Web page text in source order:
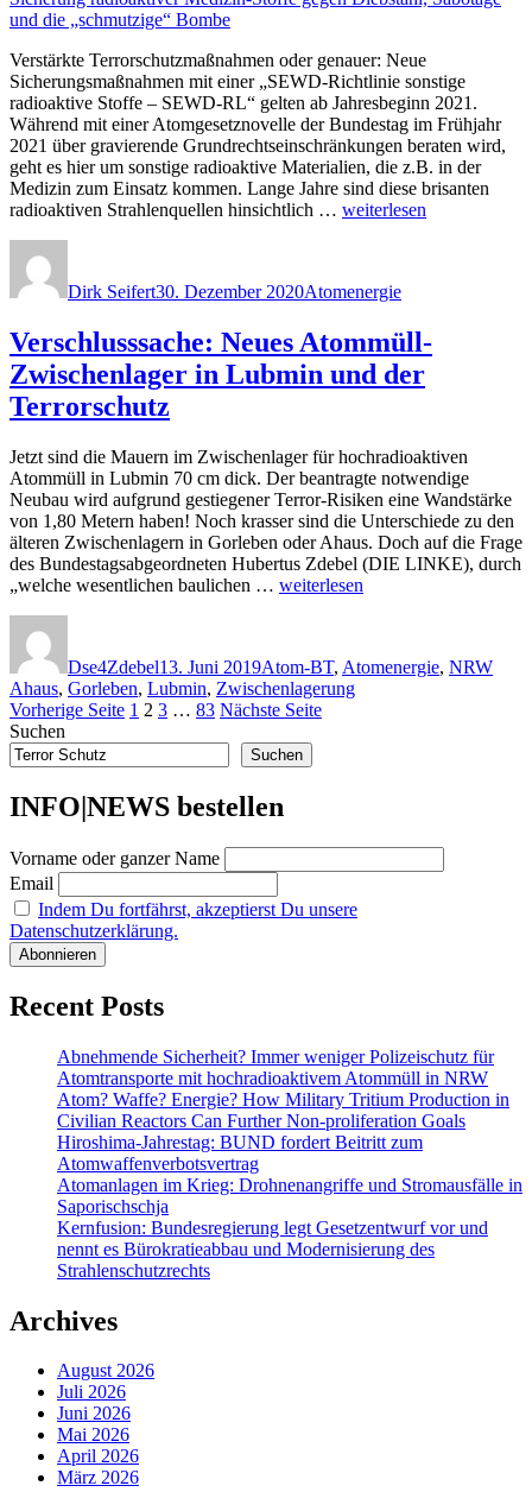
Verstärkte Terrorschutzmaßnahmen oder genauer: Neue
Sicherungsmaßnahmen mit einer „SEWD-Richtlinie sonstige
radioaktive Stoffe – SEWD-RL“ gelten ab Jahresbeginn 2021.
Während mit einer Atomgesetznovelle der Bundestag im Frühjahr
2021 über gravierende Grundrechtseinschränkungen beraten wird,
geht es hier um sonstige radioaktive Materialien, die z.B. in der
Medizin zum Einsatz kommen. Lange Jahre sind diese brisanten
radioaktiven Strahlenquellen hinsichtlich … „Neue
Terrorschutz
in
Kraft:
Sicherung
gegen
Diebstahl,
Sabotage
und
die
„schmutzige“
Bombe“
weiterlesen
Dirk Seifert30. Dezember 2020Atomenergie
Verschlusssache: Neues Atommüll-
Zwischenlager in Lubmin und der
Terrorschutz
Jetzt sind die Mauern im Zwischenlager für hochradioaktiven
Atommüll in Lubmin 70 cm dick. Der beantragte notwendige
Neubau wird aufgrund gestiegener Terror-Risiken eine Wandstärke
von 1,80 Metern haben! Noch krasser sind die Unterschiede zu den
älteren Zwischenlagern in Gorleben oder Ahaus. Doch auf die Frage
des Bundestagsabgeordneten Hubertus Zdebel (DIE LINKE), durch
„welche wesentlichen baulichen … „Verschlusssache:
in
Lubmin
und
Terrorschutz“
weiterlesen
Dse4Zdebel13. Juni 2019Atom-BT, Atomenergie, NRW
Ahaus, Gorleben, Lubmin, Zwischenlagerung
Seitennummerierung
der
Beiträge
Vorherige Seite Seite
1 Seite
2 Seite
3 … Seite
83 Nächste Seite
Suchen
Suchen
INFO|NEWS bestellen
Vorname oder ganzer Name
Email
Indem Du fortfährst, akzeptierst Du unsere
Datenschutzerklärung.
Recent Posts
Abnehmende Sicherheit? Immer weniger Polizeischutz für
Atomtransporte mit hochradioaktivem Atommüll in NRW
Atom? Waffe? Energie? How Military Tritium Production in
Civilian Reactors Can Further Non-proliferation Goals
Hiroshima-Jahrestag: BUND fordert Beitritt zum
Atomwaffenverbotsvertrag
Atomanlagen im Krieg: Drohnenangriffe und Stromausfälle in
Saporischschja
Kernfusion: Bundesregierung legt Gesetzentwurf vor und
nennt es Bürokratieabbau und Modernisierung des
Strahlenschutzrechts
Archives
August 2026
Juli 2026
Juni 2026
Mai 2026
April 2026
März 2026